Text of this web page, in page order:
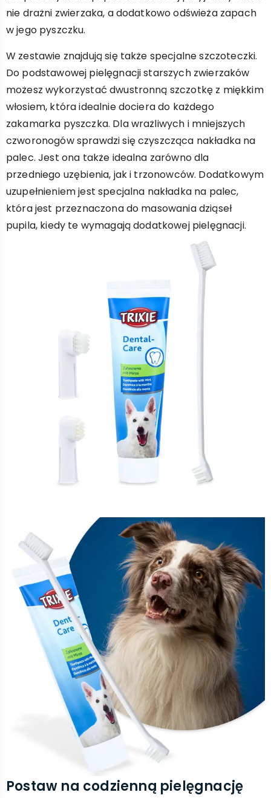
nie drażni zwierzaka, a dodatkowo odświeża zapach
w jego pyszczku.
W zestawie znajdują się także specjalne szczoteczki.
Do podstawowej pielęgnacji starszych zwierzaków
możesz wykorzystać dwustronną szczotkę z miękkim
włosiem, która idealnie dociera do każdego
zakamarka pyszczka. Dla wrażliwych i mniejszych
czworonogów sprawdzi się czyszcząca nakładka na
palec. Jest ona także idealna zarówno dla
przedniego uzębienia, jak i trzonowców. Dodatkowym
uzupełnieniem jest specjalna nakładka na palec,
która jest przeznaczona do masowania dziąseł
pupila, kiedy te wymagają dodatkowej pielęgnacji.
Postaw na codzienną pielęgnację